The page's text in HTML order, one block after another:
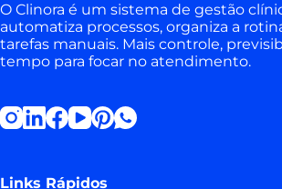
O Clinora é um sistema de gestão
automatiza processos, organiza a
tarefas manuais. Mais controle,
tempo para focar no atendimento.
Links Rápidos